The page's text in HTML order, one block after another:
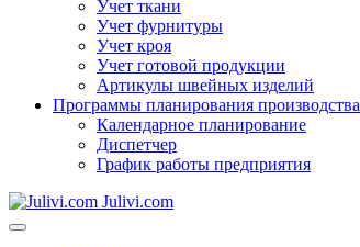
Учет ткани
Учет фурнитуры
Учет кроя
Учет готовой продукции
Артикулы швейных изделий
Программы планирования производства
Календарное планирование
Диспетчер
График работы предприятия
Julivi.com